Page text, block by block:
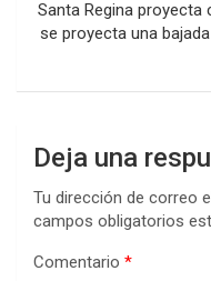
Santa Regina
se proyecta una
Deja una
Tu dirección de correo
campos obligatorios
Comentario *